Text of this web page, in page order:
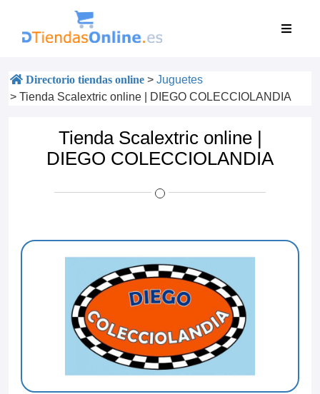
Directorio tiendas online > Juguetes
> Tienda Scalextric online | DIEGO COLECCIOLANDIA
Tienda Scalextric online |
DIEGO COLECCIOLANDIA